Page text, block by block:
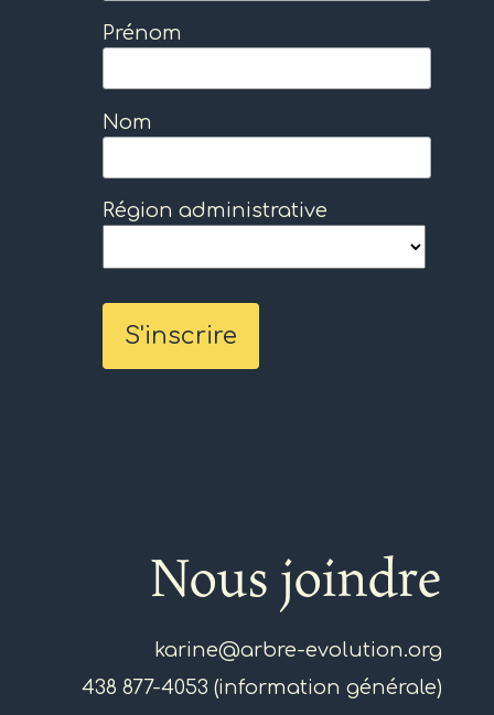
Prénom
Nom
Région administrative
Nous joindre
karine@arbre-evolution.org
438 877-4053 (information générale)